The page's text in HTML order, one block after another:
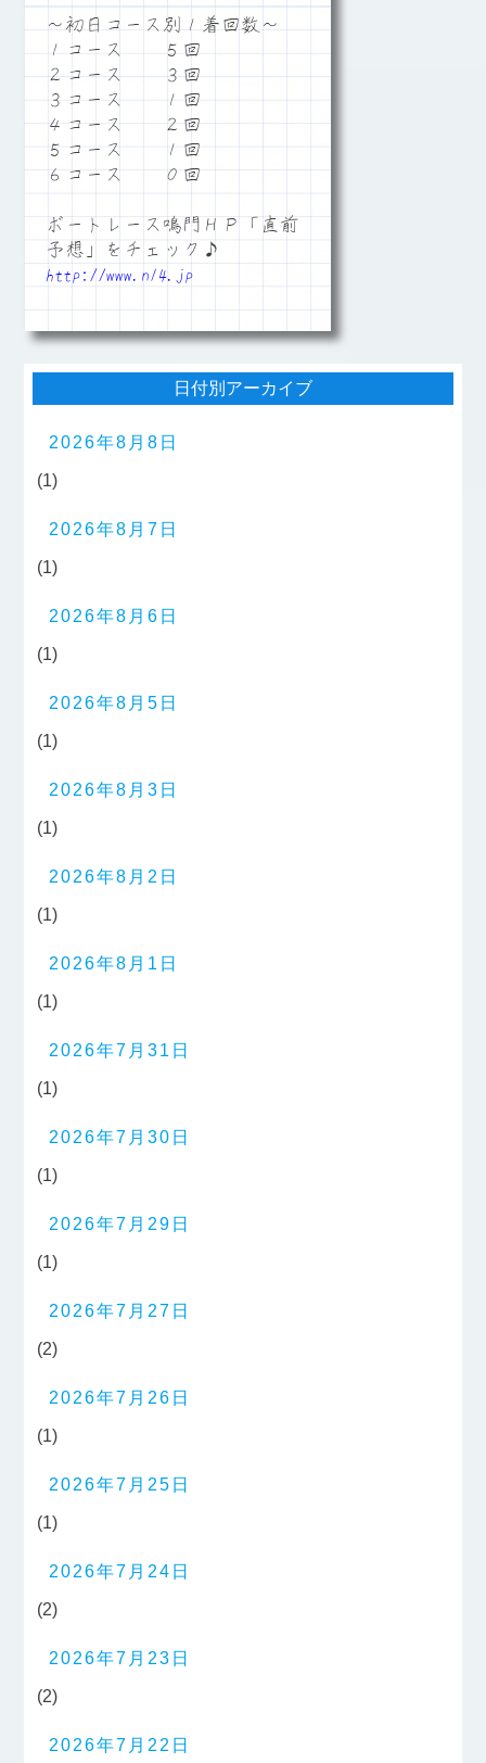
～初日コース別１着回数～
１コース ５回
２コース ３回
３コース １回
４コース ２回
５コース １回
６コース ０回
ボートレース鳴門ＨＰ「直前
予想」をチェック♪
http://www.n14.jp
日付別アーカイブ
2026年8月8日
(1)
2026年8月7日
(1)
2026年8月6日
(1)
2026年8月5日
(1)
2026年8月3日
(1)
2026年8月2日
(1)
2026年8月1日
(1)
2026年7月31日
(1)
2026年7月30日
(1)
2026年7月29日
(1)
2026年7月27日
(2)
2026年7月26日
(1)
2026年7月25日
(1)
2026年7月24日
(2)
2026年7月23日
(2)
2026年7月22日